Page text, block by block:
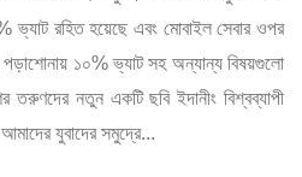
ভ্যাট রহিত হয়েছে এবং মোবাইল সেবার ওপর
১০% ভ্যাট সহ অন্যান্য বিষয়গুলো
তরুণদের নতুন একটি ছবি ইদানীং বিশ্বব্যাপী
যুবাদের সমুদ্রে...